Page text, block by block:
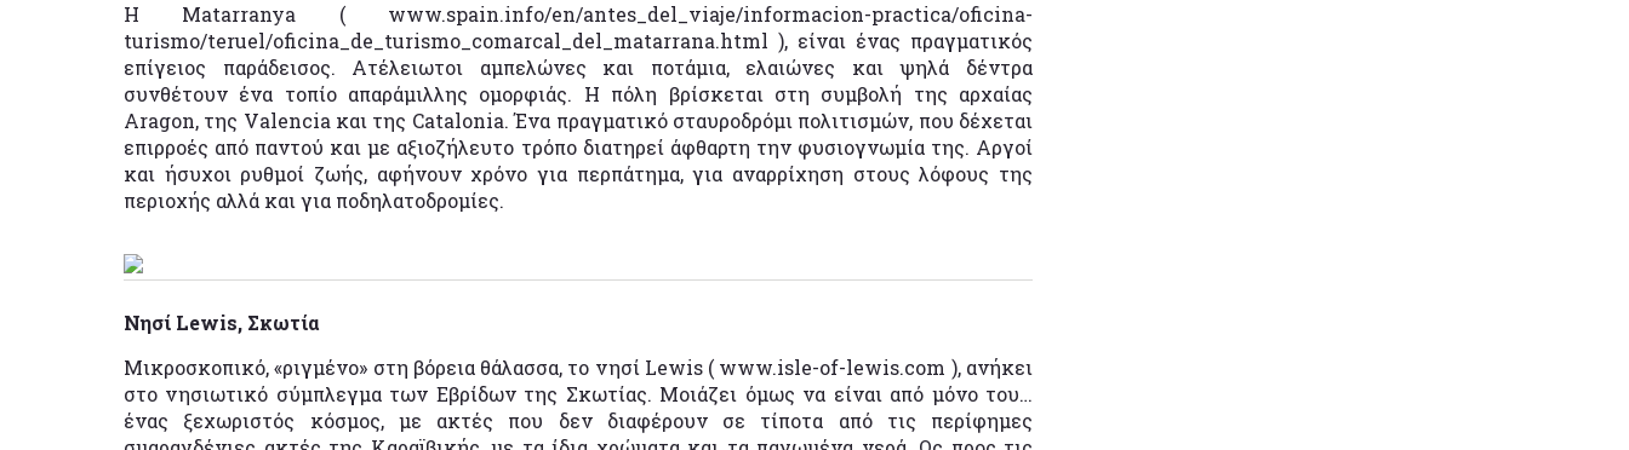
Η Matarranya ( www.spain.info/en/antes_del_viaje/informacion-practica/oficina-
turismo/teruel/oficina_de_turismo_comarcal_del_matarrana.html ), είναι ένας πραγματικός
επίγειος παράδεισος. Ατέλειωτοι αμπελώνες και ποτάμια, ελαιώνες και ψηλά δέντρα
συνθέτουν ένα τοπίο απαράμιλλης ομορφιάς. Η πόλη βρίσκεται στη συμβολή της αρχαίας
Aragon, της Valencia και της Catalonia. Ένα πραγματικό σταυροδρόμι πολιτισμών, που δέχεται
επιρροές από παντού και με αξιοζήλευτο τρόπο διατηρεί άφθαρτη την φυσιογνωμία της. Αργοί
και ήσυχοι ρυθμοί ζωής, αφήνουν χρόνο για περπάτημα, για αναρρίχηση στους λόφους της
περιοχής αλλά και για ποδηλατοδρομίες.
Νησί Lewis, Σκωτία
Μικροσκοπικό, «ριγμένο» στη βόρεια θάλασσα, το νησί Lewis ( www.isle-of-lewis.com ), ανήκει
στο νησιωτικό σύμπλεγμα των Εβρίδων της Σκωτίας. Μοιάζει όμως να είναι από μόνο του…
ένας ξεχωριστός κόσμος, με ακτές που δεν διαφέρουν σε τίποτα από τις περίφημες